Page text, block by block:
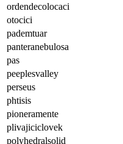
ordendecolocaci
otocici
pademtuar
panteranebulosa
pas
peeplesvalley
perseus
phtisis
pioneramente
plivajiciclovek
polyhedralsolid